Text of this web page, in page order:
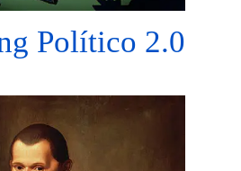
Político 2.0